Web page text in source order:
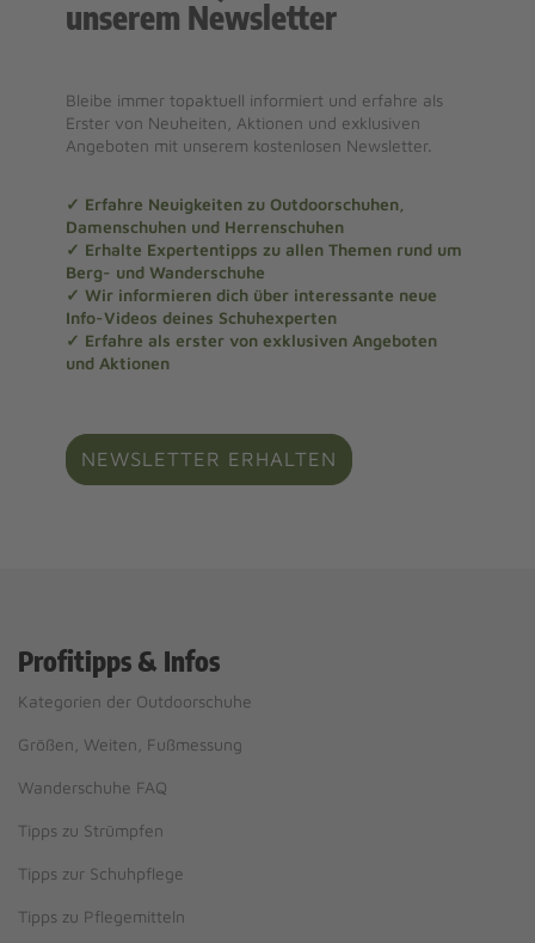
unserem Newsletter
Bleibe immer topaktuell informiert und erfahre als
Erster von Neuheiten, Aktionen und exklusiven
Angeboten mit unserem kostenlosen Newsletter.
✓ Erfahre Neuigkeiten zu Outdoorschuhen,
Damenschuhen und Herrenschuhen
✓ Erhalte Expertentipps zu allen Themen rund um
Berg- und Wanderschuhe
✓ Wir informieren dich über interessante neue
Info-Videos deines Schuhexperten
✓ Erfahre als erster von exklusiven Angeboten
und Aktionen
NEWSLETTER ERHALTEN
Profitipps & Infos
Kategorien der Outdoorschuhe
Größen, Weiten, Fußmessung
Wanderschuhe FAQ
Tipps zu Strümpfen
Tipps zur Schuhpflege
Tipps zu Pflegemitteln